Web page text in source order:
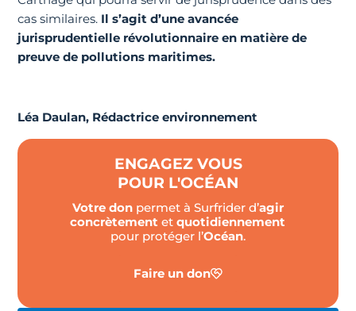
cas similaires. Il s’agit d’une avancée
jurisprudentielle révolutionnaire en matière de
preuve de pollutions maritimes.
Léa Daulan, Rédactrice environnement
ENGAGEZ VOUS
POUR L'OCÉAN
Votre donpermet à Surfrider d’agir
concrètement etquotidiennement
pour protéger l’Océan.
Faire un don